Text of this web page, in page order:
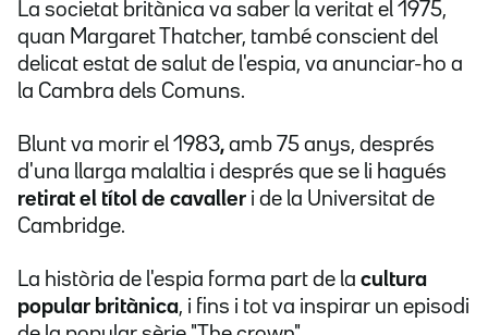
La societat britànica va saber la veritat el 1975,
quan Margaret Thatcher, també conscient del
delicat estat de salut de l'espia, va anunciar-ho a
la Cambra dels Comuns.
Blunt va morir el 1983, amb 75 anys, després
d'una llarga malaltia i després que se li hagués
retirat el títol de cavaller i de la Universitat de
Cambridge.
La història de l'espia forma part de la cultura
popular britànica, i fins i tot va inspirar un episodi